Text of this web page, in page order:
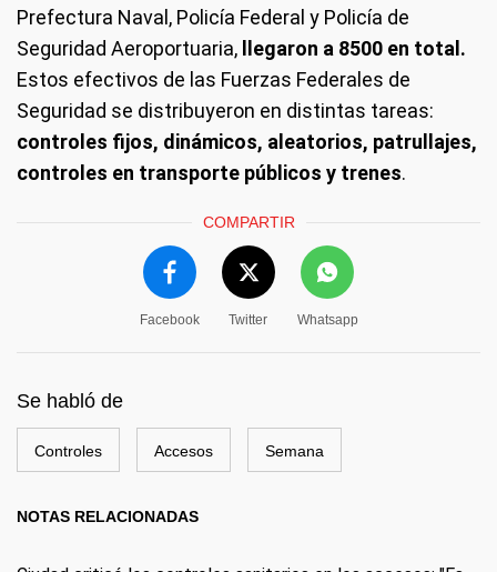
Prefectura Naval, Policía Federal y Policía de
Seguridad Aeroportuaria,
llegaron a 8500 en total.
Estos efectivos de las Fuerzas Federales de
Seguridad se distribuyeron en distintas tareas:
controles fijos, dinámicos, aleatorios, patrullajes,
controles en transporte públicos y trenes.
COMPARTIR
Facebook Twitter Whatsapp
Se habló de
Controles Accesos Semana
NOTAS RELACIONADAS